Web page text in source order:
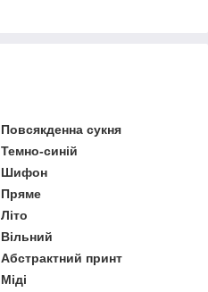
Повсякденна сукня
Темно-синій
Шифон
Пряме
Літо
Вільний
Абстрактний принт
Міді